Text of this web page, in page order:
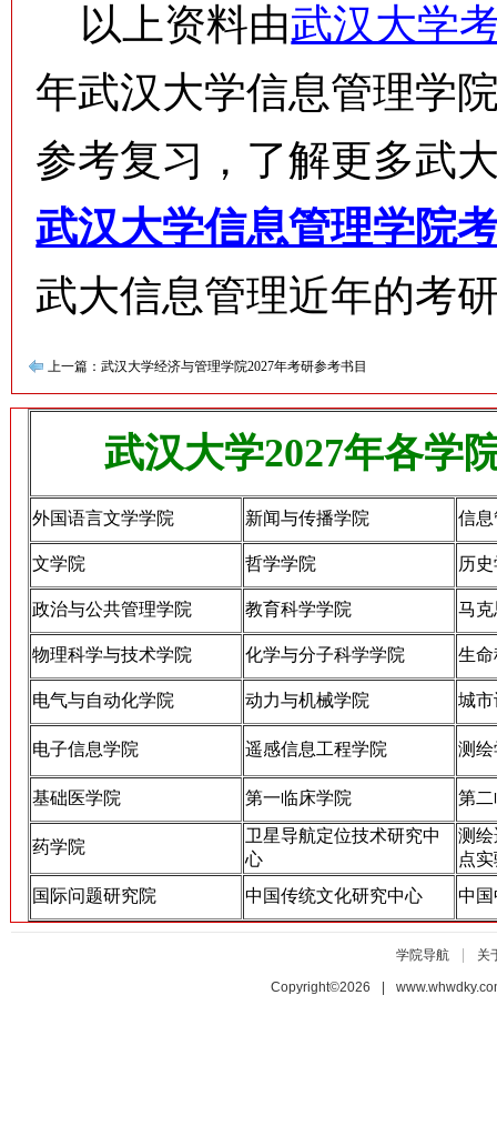
以上资料由武汉大学
年武汉大学信息管理学
参考复习，了解更多武
武汉大学信息管理学院
武大信息管理近年的考
上一篇：武汉大学经济与管理学院2027年考研参考书目
武汉大学2027年各学
外国语言文学学院 新闻与传播学院 信
文学院 哲学学院 历
政治与公共管理学院 教育科学学院 马
物理科学与技术学院 化学与分子科学学院 生
电气与自动化学院 动力与机械学院 城
电子信息学院 遥感信息工程学院 测
基础医学院 第一临床学院 第
药学院
卫星导航定位技术研究中
心
测
点
国际问题研究院
中国传统文化研究中心 中
学院导航| 关
Copyright©2026 |